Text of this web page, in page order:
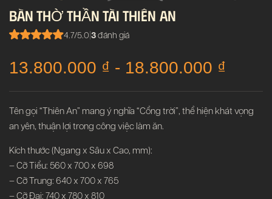
BÀN THỜ THẦN TÀI THIÊN AN
4.7/5.0 3 đánh giá
13.800.000 ₫ - 18.800.000 ₫
Tên gọi “Thiên An” mang ý nghĩa “Cổng trời”, thể hiện khát vọng
an yên, thuận lợi trong công việc làm ăn.
Kích thước (Ngang x Sâu x Cao, mm):
– Cỡ Tiểu: 560 x 700 x 698
– Cỡ Trung: 640 x 700 x 765
– Cỡ Đại: 740 x 780 x 810